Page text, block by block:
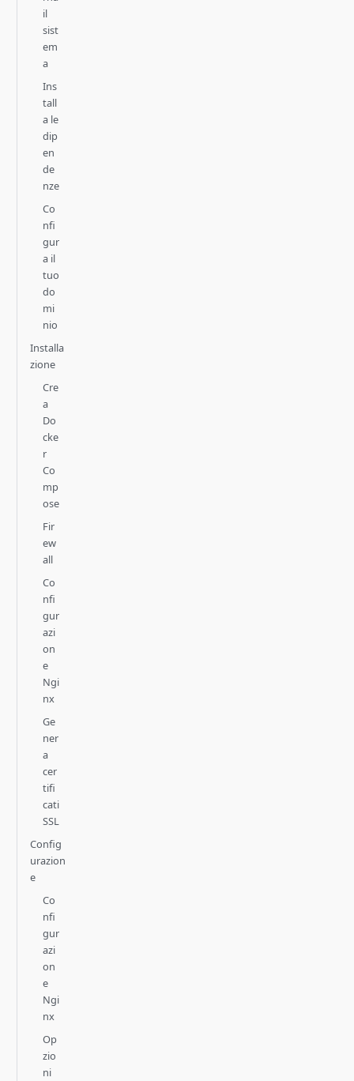
il
sist
em
a
Ins
tall
a le
dip
en
de
nze
Co
nfi
gur
a il
tuo
do
mi
nio
Installa
zione
Cre
a
Do
cke
r
Co
mp
ose
Fir
ew
all
Co
nfi
gur
azi
on
e
Ngi
nx
Ge
ner
a
cer
tifi
cati
SSL
Config
urazion
e
Co
nfi
gur
azi
on
e
Ngi
nx
Op
zio
ni